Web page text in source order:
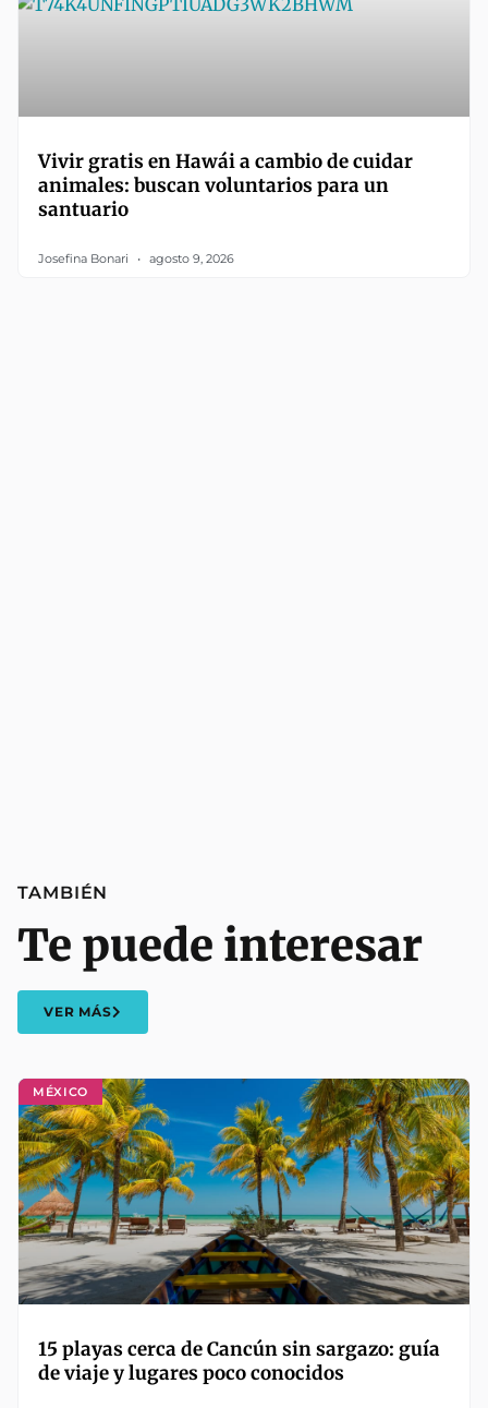
Vivir gratis en Hawái a cambio de cuidar
animales: buscan voluntarios para un
santuario
Josefina Bonari agosto 9, 2026
MÉXICO
15 playas cerca de Cancún sin sargazo: guía
de viaje y lugares poco conocidos
TAMBIÉN
Te puede interesar
VER MÁS